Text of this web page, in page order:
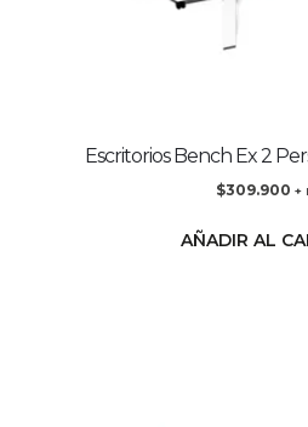
Escritorios Bench Ex 2
$309.900 +
AÑADIR AL